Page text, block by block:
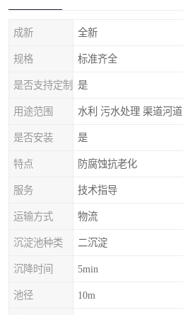
成新 全新
规格 标准齐全
是否支持定制 是
用途范围 水利 污水处理 渠道河道
是否安装 是
特点 防腐蚀抗老化
服务 技术指导
运输方式 物流
沉淀池种类 二沉淀
沉降时间 5min
池径 10m